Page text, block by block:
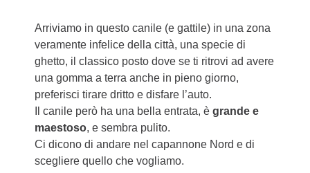
Arriviamo in questo canile (e gattile) in una zona
veramente infelice della città, una specie di
ghetto, il classico posto dove se ti ritrovi ad avere
una gomma a terra anche in pieno giorno,
preferisci tirare dritto e disfare l’auto.
Il canile però ha una bella entrata, ègrande e
maestoso, e sembra pulito.
Ci dicono di andare nel capannone Nord e di
scegliere quello che vogliamo.